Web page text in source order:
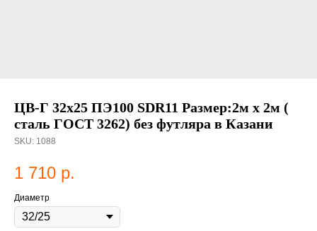
ЦВ-Г 32х25 ПЭ100 SDR11 Размер:2м х 2м (
сталь ГОСТ 3262) без футляра в Казани
SKU: 1088
1 710 р.
Диаметр